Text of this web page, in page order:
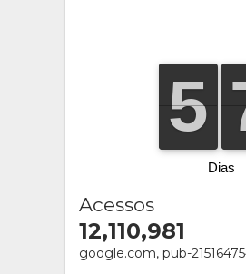
Acessos
12,110,981
google.com, pub-